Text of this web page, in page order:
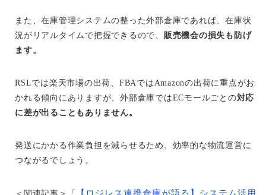
また、在庫管理システムの整った外部倉庫であれば、在庫状
況がリアルタイムで把握できるので、 販売機会の損失も防げ
ます。
RSLでは楽天市場の出荷、FBAではAmazonの出荷に重点がお
かれる傾向にありますが、外部倉庫ではECモールごとの対応
に差が出ることもありません。
発送にかかる作業負担を減らせるため、効率的な物流運営に
つながるでしょう。